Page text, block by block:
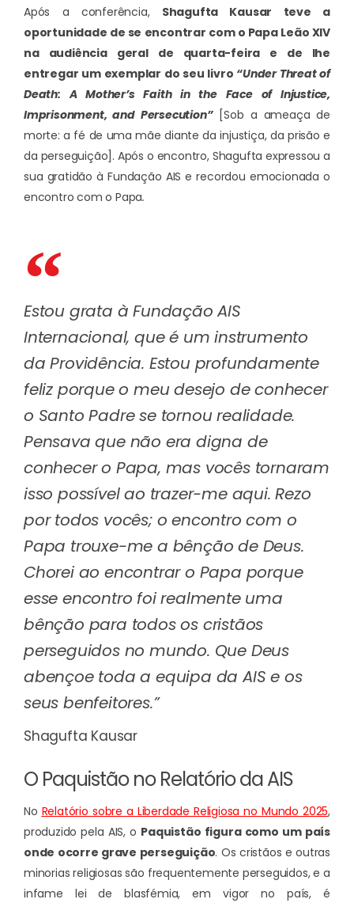
Após a conferência, Shagufta Kausar teve a
oportunidade de se encontrar com o Papa Leão XIV
na audiência geral de quarta-feira e de lhe
entregar um exemplar do seu livro “Under Threat of
Death: A Mother’s Faith in the Face of Injustice,
Imprisonment, and Persecution”[Sob a ameaça de
morte: a fé de uma mãe diante da injustiça, da prisão e
da perseguição]. Após o encontro, Shagufta expressou a
sua gratidão à Fundação AIS e recordou emocionada o
encontro com o Papa.
Estou grata à Fundação AIS
Internacional, que é um instrumento
da Providência. Estou profundamente
feliz porque o meu desejo de conhecer
o Santo Padre se tornou realidade.
Pensava que não era digna de
conhecer o Papa, mas vocês tornaram
isso possível ao trazer-me aqui. Rezo
por todos vocês; o encontro com o
Papa trouxe-me a bênção de Deus.
Chorei ao encontrar o Papa porque
esse encontro foi realmente uma
bênção para todos os cristãos
perseguidos no mundo. Que Deus
abençoe toda a equipa da AIS e os
seus benfeitores.”
Shagufta Kausar
O Paquistão no Relatório da AIS
No Relatório sobre a Liberdade Religiosa no Mundo 2025,
produzido pela AIS, o Paquistão figura como um país
onde ocorre grave perseguição. Os cristãos e outras
minorias religiosas são frequentemente perseguidos, e a
infame lei de blasfémia, em vigor no país, é